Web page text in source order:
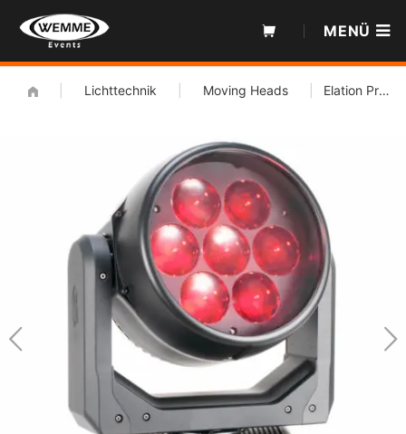
Inhalt
MENÜ
Lichttechnik Moving Heads Elation Proteus Rayzor 760